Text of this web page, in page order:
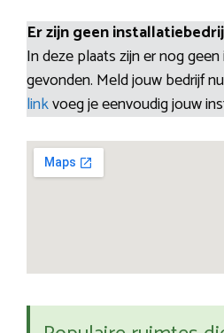
Er zijn geen
In deze plaats zijn er nog
gevonden. Meld jouw bedrijf
linkvoeg je eenvoudig jouw